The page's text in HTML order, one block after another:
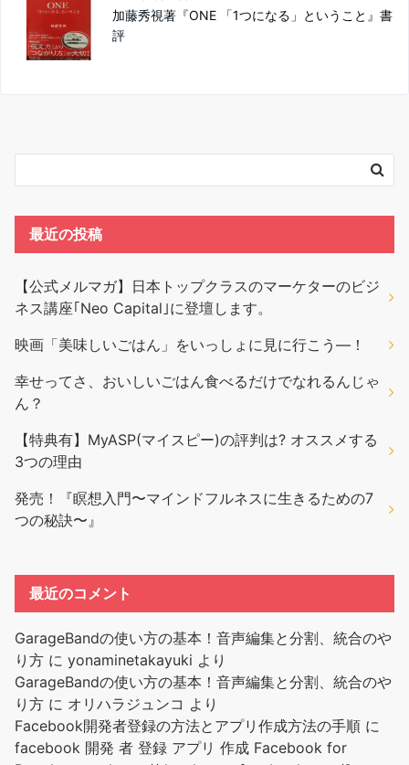
加藤秀視著『ONE 「1つになる」ということ』書
評
最近の投稿
【公式メルマガ】日本トップクラスのマーケターのビジ
ネス講座｢Neo Capital｣に登壇します。
映画「美味しいごはん」をいっしょに見に行こう―！
幸せってさ、おいしいごはん食べるだけでなれるんじゃ
ん？
【特典有】MyASP(マイスピー)の評判は? オススメする
3つの理由
発売！『瞑想入門〜マインドフルネスに生きるための7
つの秘訣〜』
最近のコメント
GarageBandの使い方の基本！音声編集と分割、統合のや
り方 に yonaminetakayuki より
GarageBandの使い方の基本！音声編集と分割、統合のや
り方 に オリハラジュンコ より
Facebook開発者登録の方法とアプリ作成方法の手順 に
facebook 開発 者 登録 アプリ 作成 Facebook for